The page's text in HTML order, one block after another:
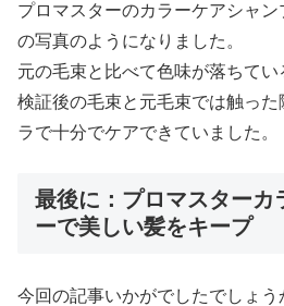
プロマスターのカラーケアシャ
の写真のようになりました。
元の毛束と比べて色味が落ちてい
検証後の毛束と元毛束では触っ
ラで十分でケアできていました。
最後に：プロマスターカ
ーで美しい髪をキープ
今回の記事いかがでしたでしょう